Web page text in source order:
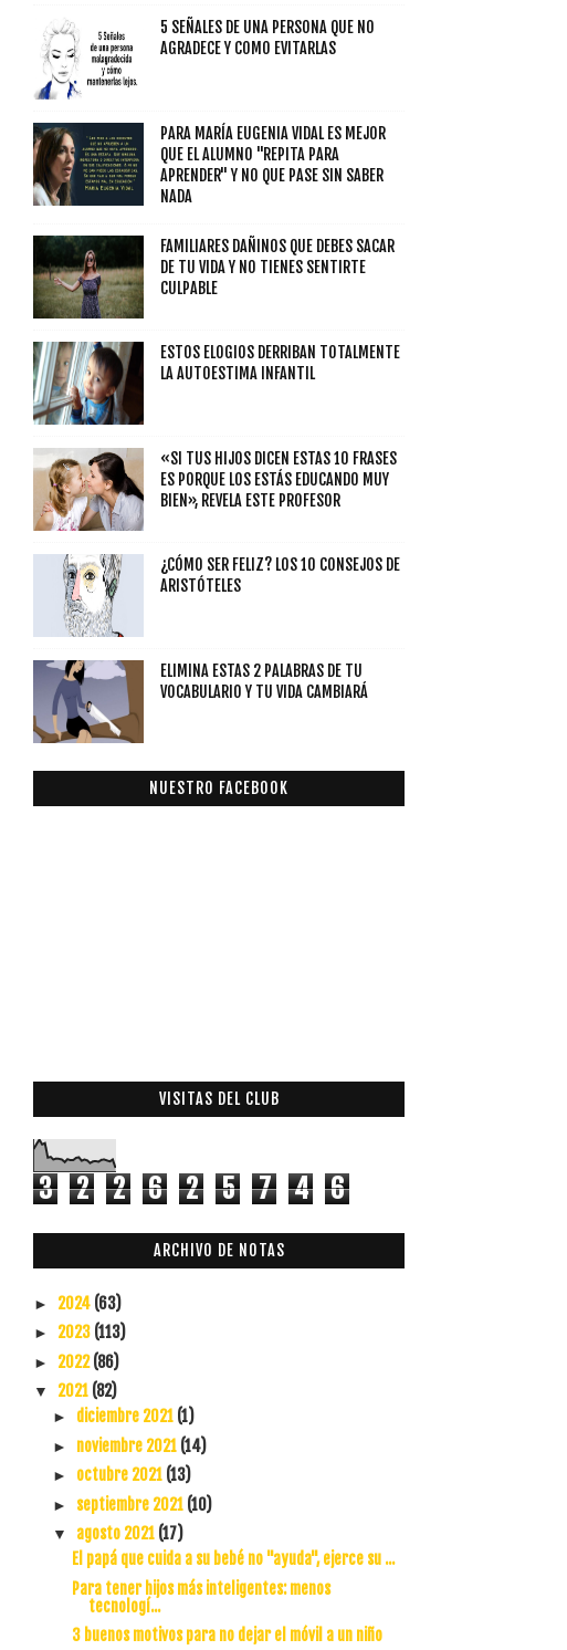
5 SEÑALES DE UNA PERSONA QUE NO
AGRADECE Y COMO EVITARLAS
PARA MARÍA EUGENIA VIDAL ES MEJOR
QUE EL ALUMNO "REPITA PARA
APRENDER" Y NO QUE PASE SIN SABER
NADA
FAMILIARES DAÑINOS QUE DEBES SACAR
DE TU VIDA Y NO TIENES SENTIRTE
CULPABLE
ESTOS ELOGIOS DERRIBAN TOTALMENTE
LA AUTOESTIMA INFANTIL
«SI TUS HIJOS DICEN ESTAS 10 FRASES
ES PORQUE LOS ESTÁS EDUCANDO MUY
BIEN», REVELA ESTE PROFESOR
¿CÓMO SER FELIZ? LOS 10 CONSEJOS DE
ARISTÓTELES
ELIMINA ESTAS 2 PALABRAS DE TU
VOCABULARIO Y TU VIDA CAMBIARÁ
NUESTRO FACEBOOK
VISITAS DEL CLUB
3 2 2 6 2 5 7 4
6
ARCHIVO DE NOTAS
► 2024 (63)
► 2023 (113)
► 2022(86)
▼ 2021 (82)
► diciembre 2021 (1)
► noviembre 2021 (14)
► octubre 2021 (13)
► septiembre 2021 (10)
▼ agosto 2021 (17)
El papá que cuida a su bebé no "ayuda", ejerce su ...
Para tener hijos más inteligentes: menos
tecnologí...
3 buenos motivos para no dejar el móvil a un niño